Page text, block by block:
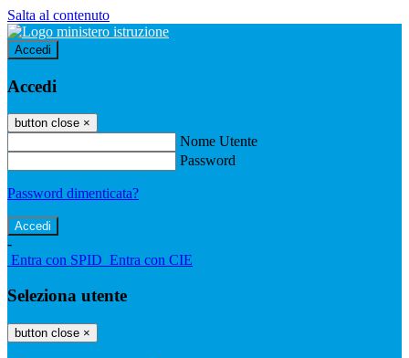
Salta al contenuto
Accedi
Accedi
button close ×
Nome Utente
Password
Password dimenticata?
-
Entra con SPID Entra con CIE
Seleziona utente
button close ×